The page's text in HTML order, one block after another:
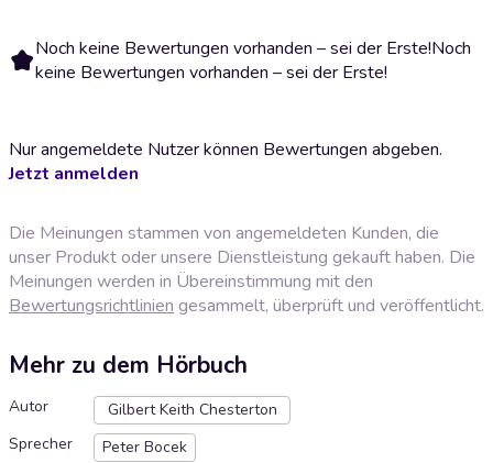
Noch keine Bewertungen vorhanden – sei der Erste!Noch
keine Bewertungen vorhanden – sei der Erste!
Nur angemeldete Nutzer können Bewertungen abgeben.
Jetzt anmelden
Die Meinungen stammen von angemeldeten Kunden, die
unser Produkt oder unsere Dienstleistung gekauft haben. Die
Meinungen werden in Übereinstimmung mit den
Bewertungsrichtlinien gesammelt, überprüft und veröffentlicht.
Mehr zu dem Hörbuch
Autor
Gilbert Keith Chesterton
Sprecher
Peter Bocek